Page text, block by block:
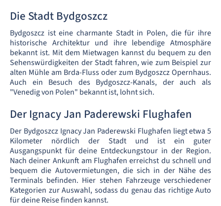
Die Stadt Bydgoszcz
Bydgoszcz ist eine charmante Stadt in Polen, die für ihre
historische Architektur und ihre lebendige Atmosphäre
bekannt ist. Mit dem Mietwagen kannst du bequem zu den
Sehenswürdigkeiten der Stadt fahren, wie zum Beispiel zur
alten Mühle am Brda-Fluss oder zum Bydgoszcz Opernhaus.
Auch ein Besuch des Bydgoszcz-Kanals, der auch als
"Venedig von Polen" bekannt ist, lohnt sich.
Der Ignacy Jan Paderewski Flughafen
Der Bydgoszcz Ignacy Jan Paderewski Flughafen liegt etwa 5
Kilometer nördlich der Stadt und ist ein guter
Ausgangspunkt für deine Entdeckungstour in der Region.
Nach deiner Ankunft am Flughafen erreichst du schnell und
bequem die Autovermietungen, die sich in der Nähe des
Terminals befinden. Hier stehen Fahrzeuge verschiedener
Kategorien zur Auswahl, sodass du genau das richtige Auto
für deine Reise finden kannst.